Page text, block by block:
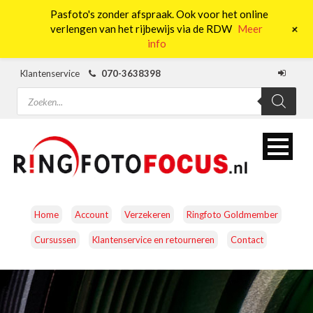
Klantenservice
070-3638398
Producten
zoeken
Home Account Verzekeren Ringfoto Goldmember
Cursussen Klantenservice en retourneren Contact
CAMERA’S OBJECTIEVEN ACCESSOIRES
Pasfoto's zonder afspraak. Ook voor het online
verlengen van het rijbewijs via de RDW Meer
info
+